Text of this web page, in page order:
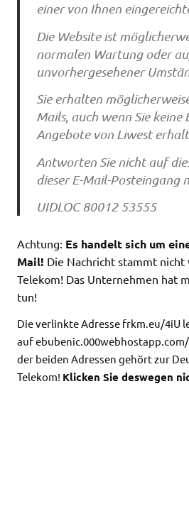
einer von Ihnen
Die Website ist
normalen Wartung oder
unvorhergesehener
Sie erhalten
Mails, auch wenn Sie
Angebote von Liwest
Antworten Sie nicht auf
dieser E-Mail-Posteingang
UIDLOC 80012 53555
Achtung: Es handelt sich um
Mail! Die Nachricht stammt nicht
Telekom! Das Unternehmen hat
tun!
Die verlinkte Adresse frkm.eu/4iU
auf
der beiden Adressen gehört zur
Telekom! Klicken Sie deswegen